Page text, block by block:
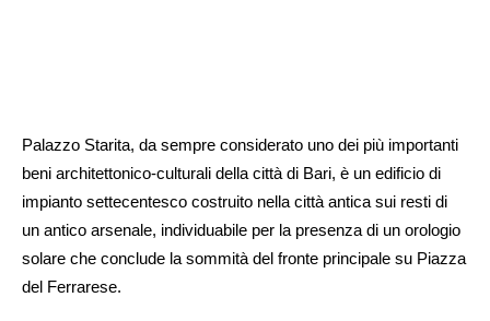
Palazzo Starita, da sempre considerato uno dei più importanti
beni architettonico-culturali della città di Bari, è un edificio di
impianto settecentesco costruito nella città antica sui resti di
un antico arsenale, individuabile per la presenza di un orologio
solare che conclude la sommità del fronte principale su Piazza
del Ferrarese.